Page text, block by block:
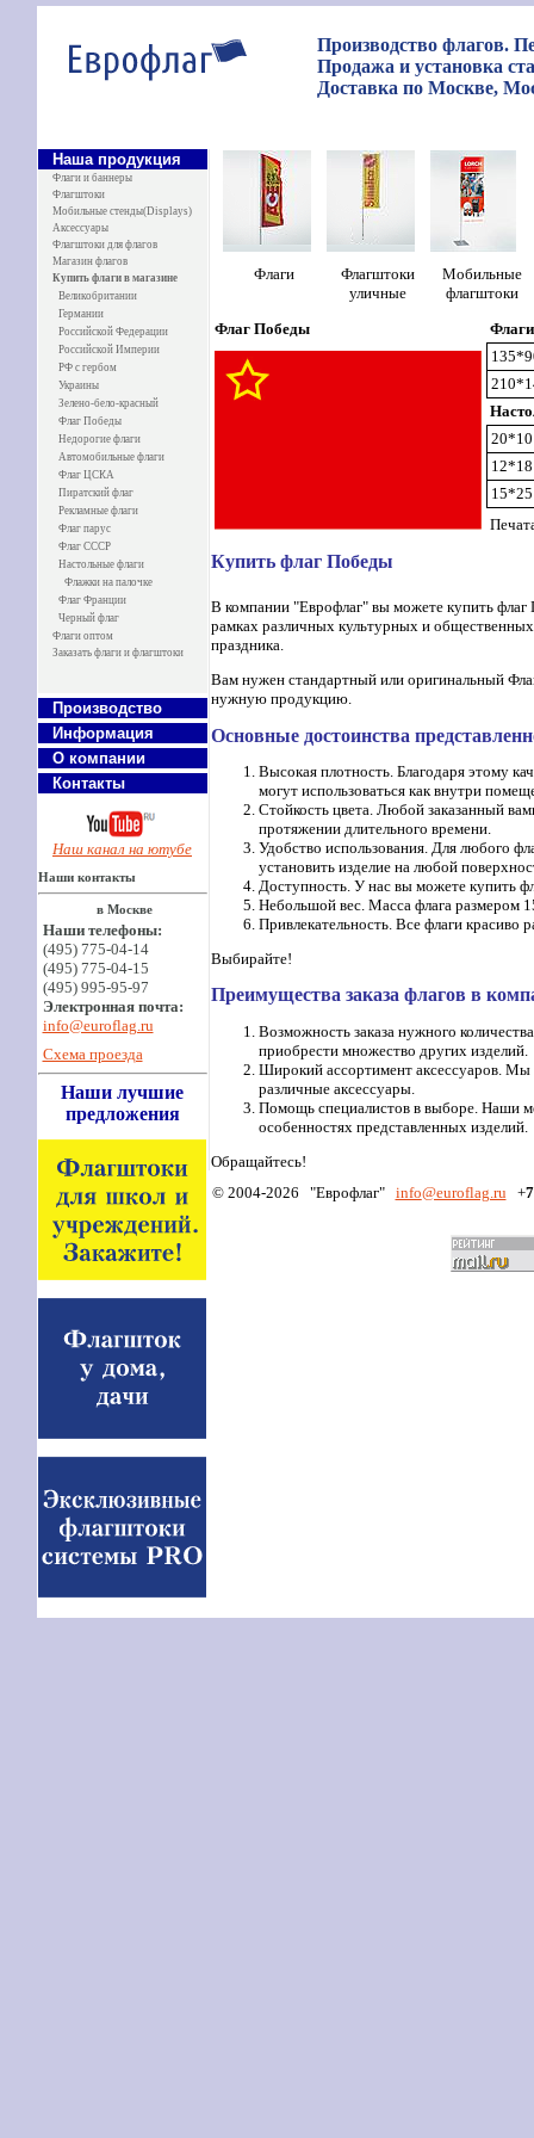
Производство флагов.
Продажа и установка
Доставка по Москве,
Наша продукция
Флаги и баннеры
Флагштоки
Мобильные стенды(Displays)
Аксессуары
Флагштоки для флагов
Магазин флагов
Купить флаги в магазине
Великобритании
Германии
Российской Федерации
Российской Империи
РФ с гербом
Украины
Зелено-бело-красный
Флаг Победы
Недорогие флаги
Автомобильные флаги
Флаг ЦСКА
Пиратский флаг
Рекламные флаги
Флаг парус
Флаг СССР
Настольные флаги
Флажки на палочке
Флаг Франции
Черный флаг
Флаги оптом
Заказать флаги и флагштоки
Производство
Информация
О компании
Контакты
Наш канал на ютубе
Наши контакты
в Москве
Наши телефоны:
(495) 775-04-14
(495) 775-04-15
(495) 995-95-97
Электронная почта:
info@euroflag.ru
Схема проезда
Наши лучшие
предложения
Флаги
Флагштоки
уличные
Мобильные
флагштоки
Флаг Победы
20*10
12*18
15*25
Купить флаг Победы
В компании "Еврофлаг" вы можете купить флаг
рамках различных культурных и
праздника.
Вам нужен стандартный или оригинальный
нужную продукцию.
Основные достоинства
Высокая плотность. Благодаря этому
могут использоваться как внутри
Стойкость цвета. Любой заказанный
протяжении длительного времени.
Удобство использования. Для любого
установить изделие на любой
Доступность. У нас вы можете купить
Небольшой вес. Масса флага размером
Привлекательность. Все флаги красиво
Выбирайте!
Преимущества заказа флагов в
Возможность заказа нужного
приобрести множество других изделий.
Широкий ассортимент аксессуаров. Мы
различные аксессуары.
Помощь специалистов в выборе. Наши
особенностях представленных изделий.
Обращайтесь!
© 2004-2026 "Еврофлаг" info@euroflag.ru +